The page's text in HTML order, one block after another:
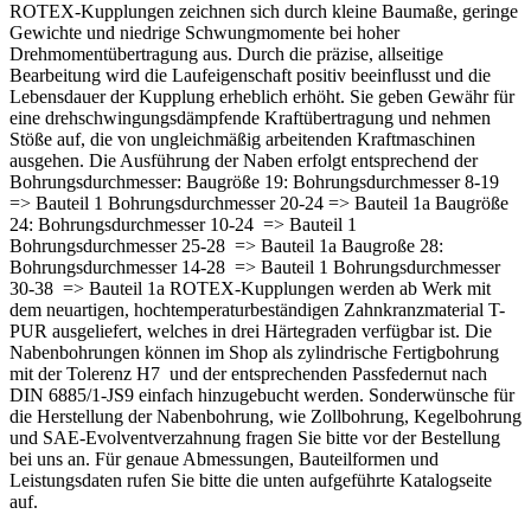
ROTEX-Kupplungen zeichnen sich durch kleine Baumaße, geringe
Gewichte und niedrige Schwungmomente bei hoher
Drehmomentübertragung aus. Durch die präzise, allseitige
Bearbeitung wird die Laufeigenschaft positiv beeinflusst und die
Lebensdauer der Kupplung erheblich erhöht. Sie geben Gewähr für
eine drehschwingungsdämpfende Kraftübertragung und nehmen
Stöße auf, die von ungleichmäßig arbeitenden Kraftmaschinen
ausgehen. Die Ausführung der Naben erfolgt entsprechend der
Bohrungsdurchmesser: Baugröße 19: Bohrungsdurchmesser 8-19
=> Bauteil 1 Bohrungsdurchmesser 20-24 => Bauteil 1a Baugröße
24: Bohrungsdurchmesser 10-24 => Bauteil 1
Bohrungsdurchmesser 25-28 => Bauteil 1a Baugroße 28:
Bohrungsdurchmesser 14-28 => Bauteil 1 Bohrungsdurchmesser
30-38 => Bauteil 1a ROTEX-Kupplungen werden ab Werk mit
dem neuartigen, hochtemperaturbeständigen Zahnkranzmaterial T-
PUR ausgeliefert, welches in drei Härtegraden verfügbar ist. Die
Nabenbohrungen können im Shop als zylindrische Fertigbohrung
mit der Tolerenz H7 und der entsprechenden Passfedernut nach
DIN 6885/1-JS9 einfach hinzugebucht werden. Sonderwünsche für
die Herstellung der Nabenbohrung, wie Zollbohrung, Kegelbohrung
und SAE-Evolventverzahnung fragen Sie bitte vor der Bestellung
bei uns an. Für genaue Abmessungen, Bauteilformen und
Leistungsdaten rufen Sie bitte die unten aufgeführte Katalogseite
auf.